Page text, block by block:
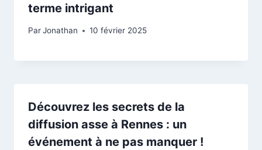
terme intrigant
ParJonathan 10 février 2025
Découvrez les secrets de la
diffusion asse à Rennes : un
événement à ne pas manquer !